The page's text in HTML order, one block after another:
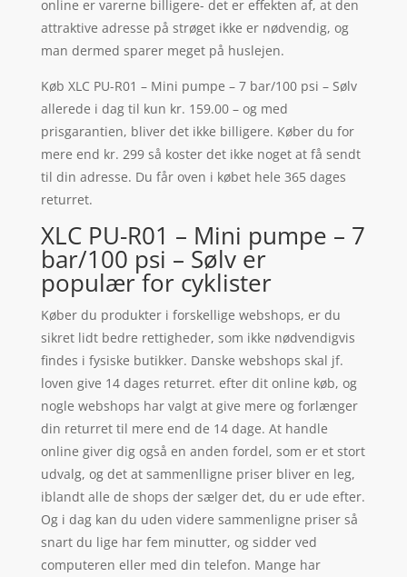
online er varerne billigere- det er effekten af, at den
attraktive adresse på strøget ikke er nødvendig, og
man dermed sparer meget på huslejen.
Køb XLC PU-R01 – Mini pumpe – 7 bar/100 psi – Sølv
allerede i dag til kun kr. 159.00 – og med
prisgarantien, bliver det ikke billigere. Køber du for
mere end kr. 299 så koster det ikke noget at få sendt
til din adresse. Du får oven i købet hele 365 dages
returret.
XLC PU-R01 – Mini pumpe – 7
bar/100 psi – Sølv er
populær for cyklister
Køber du produkter i forskellige webshops, er du
sikret lidt bedre rettigheder, som ikke nødvendigvis
findes i fysiske butikker. Danske webshops skal jf.
loven give 14 dages returret. efter dit online køb, og
nogle webshops har valgt at give mere og forlænger
din returret til mere end de 14 dage. At handle
online giver dig også en anden fordel, som er et stort
udvalg, og det at sammenlligne priser bliver en leg,
iblandt alle de shops der sælger det, du er ude efter.
Og i dag kan du uden videre sammenligne priser så
snart du lige har fem minutter, og sidder ved
computeren eller med din telefon. Mange har